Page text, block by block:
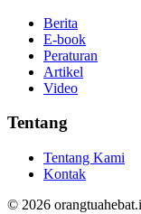
Berita
E-book
Peraturan
Artikel
Video
Tentang
Tentang Kami
Kontak
© 2026